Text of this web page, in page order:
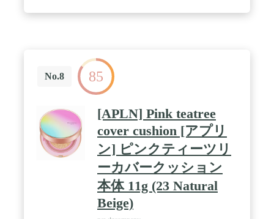
No.8 85
[APLN] Pink teatree
cover cushion [アプリ
ン] ピンクティーツリ
ーカバークッション
本体 11g (23 Natural
Beige)